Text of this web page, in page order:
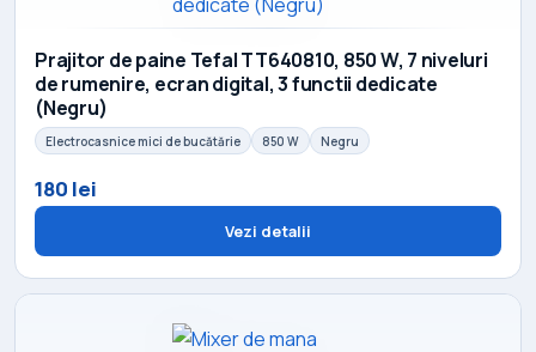
Prajitor de paine Tefal TT640810, 850 W, 7 niveluri
de rumenire, ecran digital, 3 functii dedicate
(Negru)
Electrocasnice mici de bucătărie 850 W Negru
180 lei
Vezi detalii